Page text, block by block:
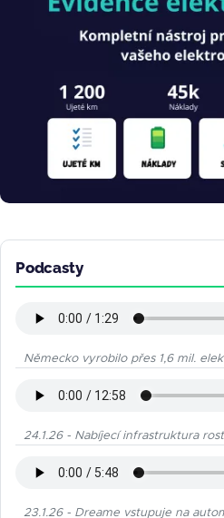
Podcasty
Německo vyrobilo přes 1,6 mil.
24.1.26 - Nabíjecí infrastruktura
23.1.26 - Dreame vstupuje na